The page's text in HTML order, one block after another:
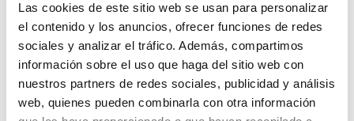
Las cookies de este sitio web se usan para personalizar
el contenido y los anuncios, ofrecer funciones de redes
sociales y analizar el tráfico. Además, compartimos
información sobre el uso que haga del sitio web con
nuestros partners de redes sociales, publicidad y análisis
web, quienes pueden combinarla con otra información
Productos que aplica
Sistemas de tubería plástica para obra civil agua para
conducción de agua y saneamiento con presión de
Polietileno (PE) EN 12201-1, -2, -3, -5 / ISO 4427
Sistemas de tubería plástica para suministro de